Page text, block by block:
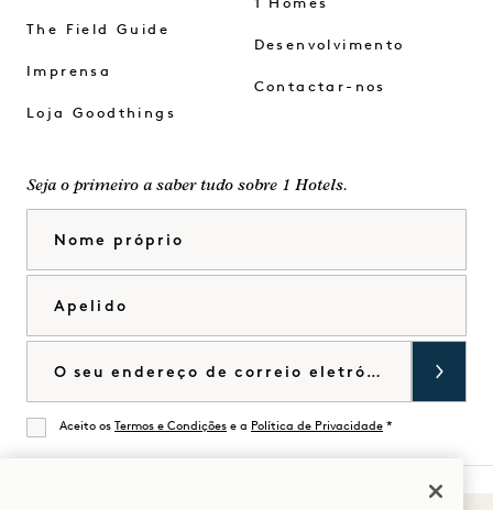
The Field Guide
Imprensa
Loja Goodthings
1 Homes
Desenvolvimento
Contactar-nos
Seja o primeiro a saber tudo sobre 1 Hotels.
De acordo
Aceito os Termos e Condições e a Política de Privacidade *